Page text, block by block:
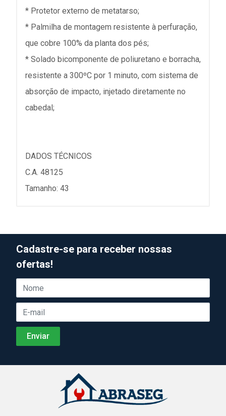
* Protetor externo de metatarso;
* Palmilha de montagem resistente à perfuração,
que cobre 100% da planta dos pés;
* Solado bicomponente de poliuretano e borracha,
resistente a 300ºC por 1 minuto, com sistema de
absorção de impacto, injetado diretamente no
cabedal;
DADOS TÉCNICOS
C.A. 48125
Tamanho: 43
Cadastre-se para receber nossas
ofertas!